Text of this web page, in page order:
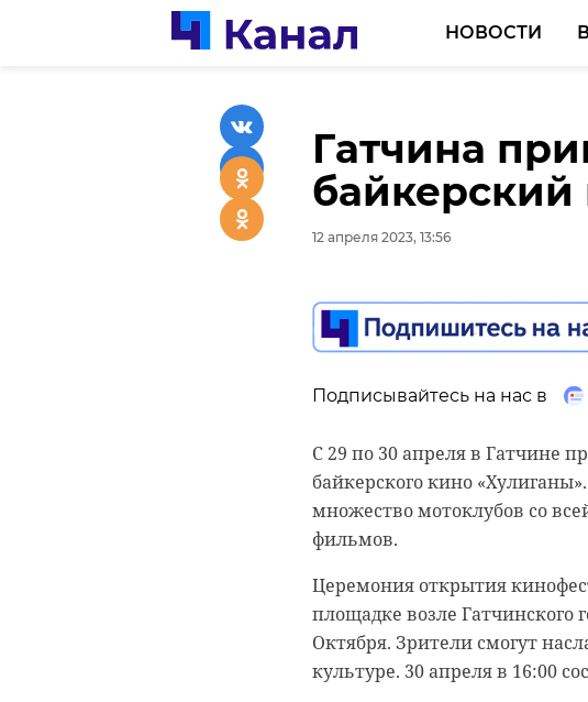
НОВОСТИ
Гатчина
байкерский
12 апреля 2023, 13:56
Подписывайтесь на нас в
С 29 по 30 апреля в Гатчине
байкерского кино
множество мотоклубов со
фильмов.
Церемония открытия
площадке возле Гатчинского
Октября. Зрители смогут
культуре. 30 апреля в 16:00
В Выборге
России по
12 апреля 2023, 13:34
Подписывайтесь на нас в
Ленинградская область
С 25 по 29 апреля в Выборге
В течение четырех дней
турнире примут участие
девушки 12-13 лет, мальчики
Участие в Первенстве
рассказали в пресс-службе
на соревнованиях